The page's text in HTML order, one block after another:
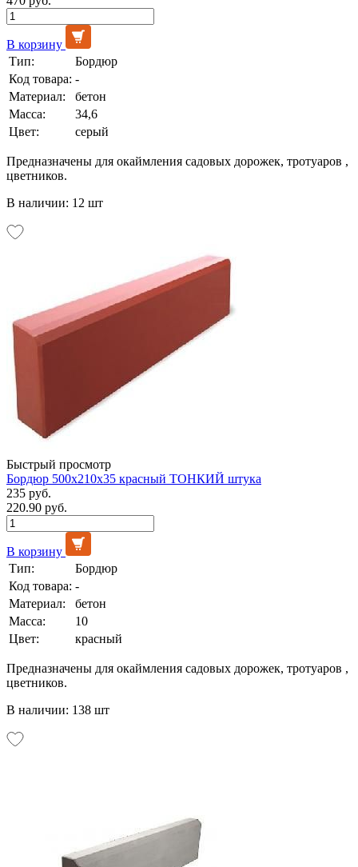
В корзину
Тип:
Бордюр
Код товара: -
Материал:
бетон
Масса:
34,6
Цвет:
серый
Предназначены для окаймления садовых дорожек, тротуаров ,
цветников.
В наличии: 12 шт
Быстрый просмотр
Бордюр 500х210х35 красный ТОНКИЙ штука
235 руб.
220.90 руб.
В корзину
Тип:
Бордюр
Код товара: -
Материал:
бетон
Масса:
10
Цвет:
красный
Предназначены для окаймления садовых дорожек, тротуаров ,
цветников.
В наличии: 138 шт